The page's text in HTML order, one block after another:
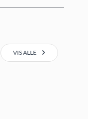
VIS ALLE